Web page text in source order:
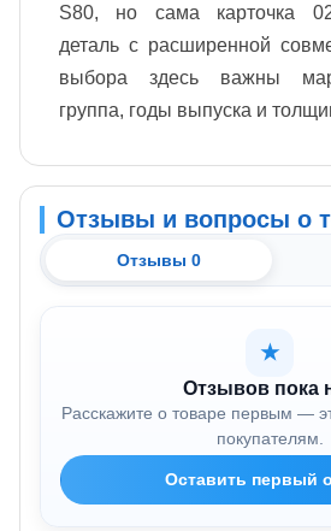
S80, но сама карточка
деталь с расширенной
выбора здесь важны
группа, годы выпуска и
Отзывы и вопросы о
Отзывы 0
★
Отзывов пока
Расскажите о товаре первым —
покупателям.
Оставить первый